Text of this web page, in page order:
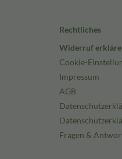
Rechtliches
Widerruf
Cookie-
Impressum
AGB
Fragen &